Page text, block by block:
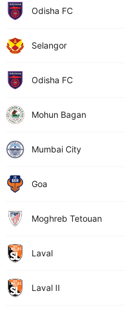
Odisha FC
Selangor
Odisha FC
Mohun Bagan
Mumbai City
Goa
Moghreb Tetouan
Laval
Laval II